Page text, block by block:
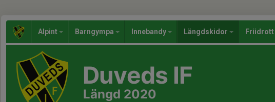
Alpint Barngympa Innebandy Längdskidor Friidrott
Duveds IF
Längd 2020